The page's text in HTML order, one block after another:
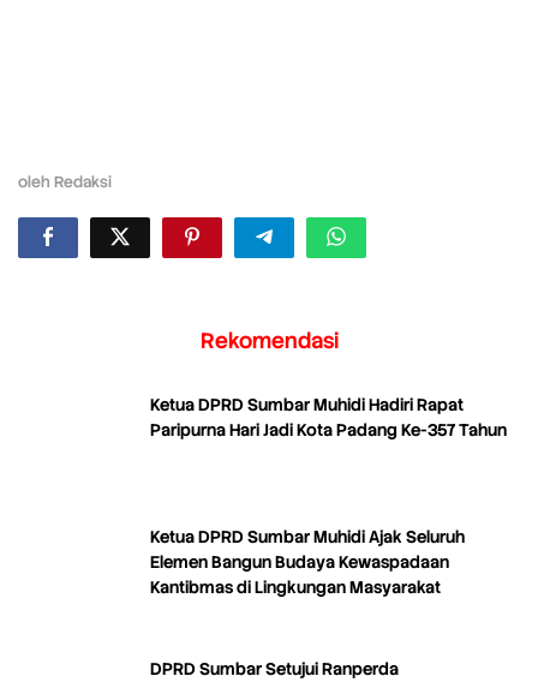
oleh Redaksi
Rekomendasi
Ketua DPRD Sumbar Muhidi Hadiri Rapat
Paripurna Hari Jadi Kota Padang Ke-357 Tahun
Ketua DPRD Sumbar Muhidi Ajak Seluruh
Elemen Bangun Budaya Kewaspadaan
Kantibmas di Lingkungan Masyarakat
DPRD Sumbar Setujui Ranperda